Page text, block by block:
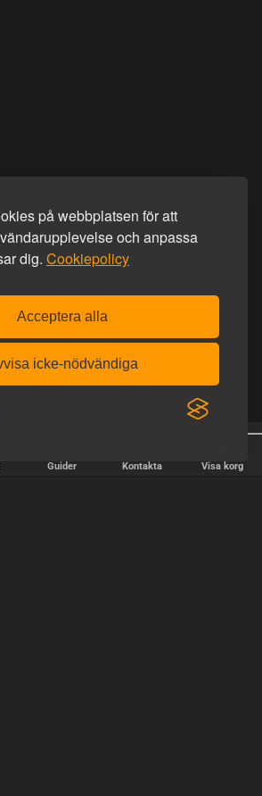
på webbplatsen för att
och anpassa
dig. Cookiepolicy
Acceptera alla
icke-nödvändiga
Guider Kontakta Visa korg